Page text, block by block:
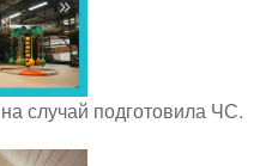
случай подготовила ЧС.